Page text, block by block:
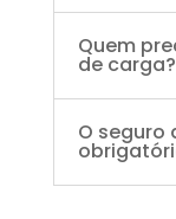
Quem
de carga?
O seguro